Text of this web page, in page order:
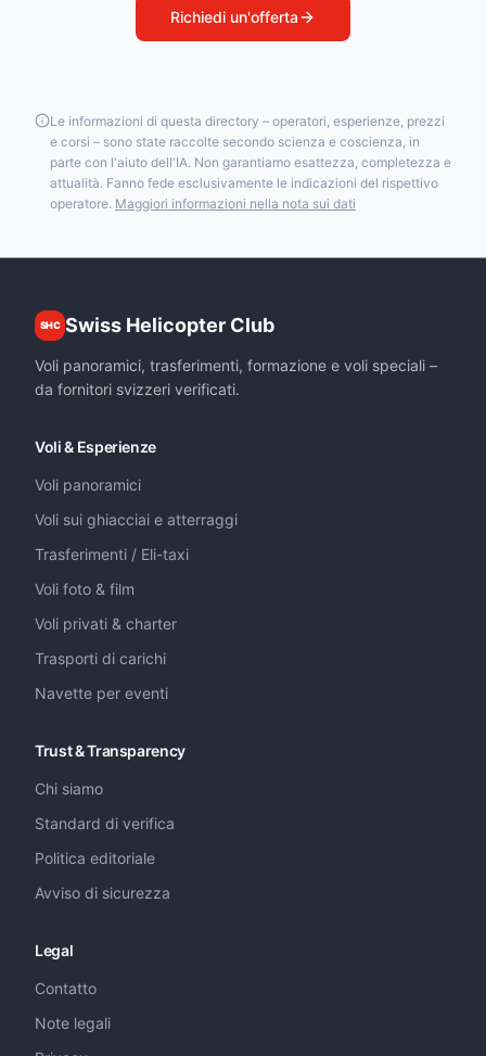
Richiedi un'offerta
Le informazioni di questa directory – operatori, esperienze, prezzi
e corsi – sono state raccolte secondo scienza e coscienza, in
parte con l'aiuto dell'IA. Non garantiamo esattezza, completezza e
attualità. Fanno fede esclusivamente le indicazioni del rispettivo
operatore. Maggiori informazioni nella nota sui dati
SHC Swiss Helicopter Club
Voli panoramici, trasferimenti, formazione e voli speciali –
da fornitori svizzeri verificati.
Voli & Esperienze
Voli panoramici
Voli sui ghiacciai e atterraggi
Trasferimenti / Eli-taxi
Voli foto & film
Voli privati & charter
Trasporti di carichi
Navette per eventi
Trust & Transparency
Chi siamo
Standard di verifica
Politica editoriale
Avviso di sicurezza
Legal
Contatto
Note legali